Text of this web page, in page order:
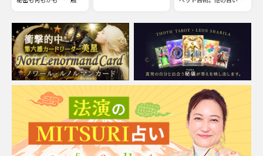
覚霊視をご体感下さい。
ょう。